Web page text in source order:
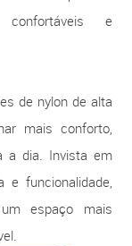
e
de nylon de alta
mais conforto,
a dia. Invista em
e funcionalidade,
espaço mais